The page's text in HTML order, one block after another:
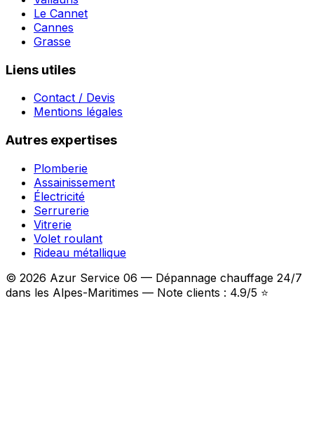
Le Cannet
Cannes
Grasse
Liens utiles
Contact / Devis
Mentions légales
Autres expertises
Plomberie
Assainissement
Électricité
Serrurerie
Vitrerie
Volet roulant
Rideau métallique
© 2026 Azur Service 06 — Dépannage chauffage 24/7
dans les Alpes-Maritimes — Note clients : 4.9/5 ⭐